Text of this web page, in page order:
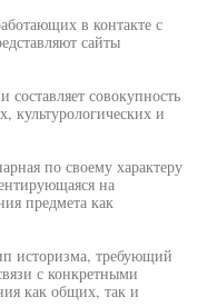
в контакте с
сайты
совокупность
культурологических и
по своему характеру
на
предмета как
историзма, требующий
с конкретными
как общих, так и